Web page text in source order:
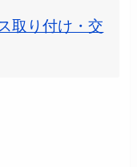
取り付け・交